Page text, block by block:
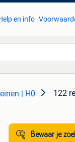
en info
| H0 122
Bewaar je